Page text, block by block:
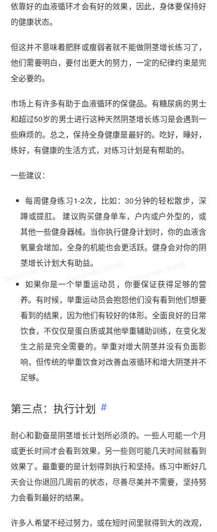
依靠好的血液循环才会有好的效果，因此，身体要保持好
的健康状态。
但这并不意味着肥胖或瘦弱者就不能做阴茎增长练习了，
他们需要明白，要付出更大的努力，一定的纪律约束是完
全必要的。
市场上有许多有助于血液循环的保健品。有糖尿病的男士
和超过50岁的男士进行这种天然阴茎增长练习是会遇到一
些麻烦的。总之，保持全身健康是最好的。吃好，睡好，
练好，有健康的生活方式，对练习计划是有帮助的。
一些建议：
每周健身练习1-2次，比如：30分钟的轻松散步，深
蹲或提肛。 建议购买健身单车，户内或户外型的，或
其他一些健身器械。当你执行健身计划时，你的血液含
氧量会增加，全身的机能也会更活跃。健身会对你的阴
茎增长计划大有助益。
如果你是一个举重运动员，你要保证获得足够的营
养。有时候，举重运动员会抱怨他们没有看到他们想要
看到的结果，因为他们有较好的体形。全面良好的日常
饮食，不仅仅是蛋白质或其他举重辅助训练，在变化发
生之前是完全需要的。举重对增大阴茎并没有负面影
响，但传统的举重饮食对改善血液循环和增大阴茎并不
足够。
第三点：执行计划​
耐心和勤奋是阴茎增长计划所必须的。一些人可能一个月
或更长时间才会看到效果，另一些则可能几天时间就看到
效果了。最重要的是计划得到执行和坚持。练习中断好几
天会让你退回几周前的状态，尽善尽美并不需要，坚持努
力会看到最好的结果。
许多人希望不经过努力，或在短时间里就得到大的改观，
Dajibai.com 大鸡掰Dajibai.com 大鸡掰